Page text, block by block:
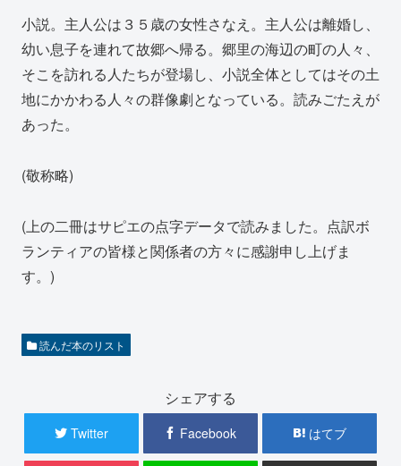
小説。主人公は３５歳の女性さなえ。主人公は離婚し、
幼い息子を連れて故郷へ帰る。郷里の海辺の町の人々、
そこを訪れる人たちが登場し、小説全体としてはその土
地にかかわる人々の群像劇となっている。読みごたえが
あった。
(敬称略)
(上の二冊はサピエの点字データで読みました。点訳ボ
ランティアの皆様と関係者の方々に感謝申し上げま
す。)
読んだ本のリスト
シェアする
Twitter Facebook はてブ